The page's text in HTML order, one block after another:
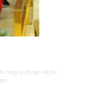
largo y abrigo de fur.